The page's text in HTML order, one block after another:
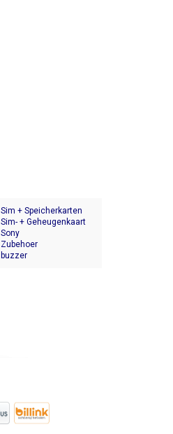
Sim + Speicherkarten
Halter
Sim- + Geheugenkaart
Houder
Sony
Zubehoer
buzzer